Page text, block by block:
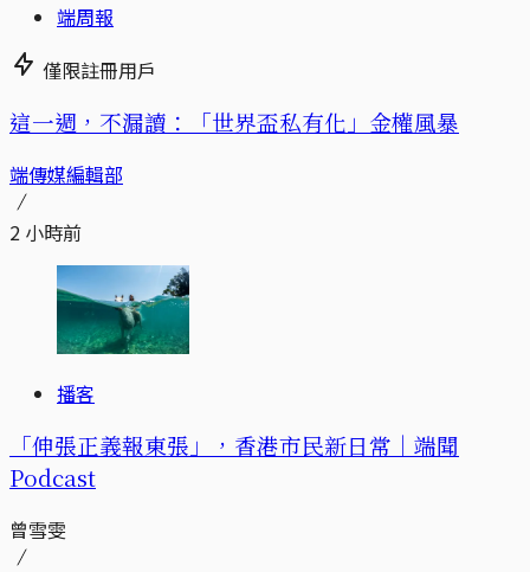
端周報
僅限註冊用戶
這一週，不漏讀：「世界盃私有化」金權風暴
端傳媒編輯部
2 小時前
播客
「伸張正義報東張」，香港市民新日常｜端聞
Podcast
曾雪雯